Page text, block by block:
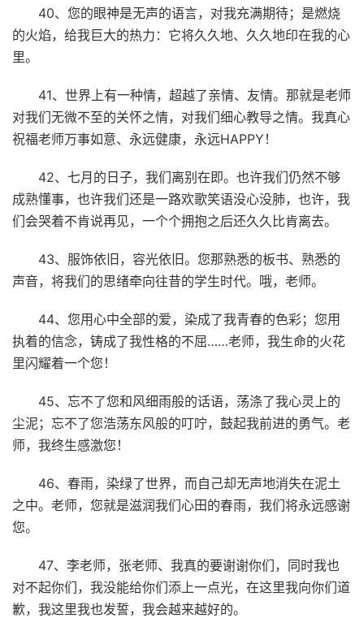
40、您的眼神是无声的语言，对我充满期待；是燃烧
的火焰，给我巨大的热力：它将久久地、久久地印在我的心
里。
41、世界上有一种情，超越了亲情、友情。那就是老师
对我们无微不至的关怀之情，对我们细心教导之情。我真心
祝福老师万事如意、永远健康，永远HAPPY！
42、七月的日子，我们离别在即。也许我们仍然不够
成熟懂事，也许我们还是一路欢歌笑语没心没肺，也许，我
们会哭着不肯说再见，一个个拥抱之后还久久比肯离去。
43、服饰依旧，容光依旧。您那熟悉的板书、熟悉的
声音，将我们的思绪牵向往昔的学生时代。哦，老师。
44、您用心中全部的爱，染成了我青春的色彩；您用
执着的信念，铸成了我性格的不屈……老师，我生命的火花
里闪耀着一个您！
45、忘不了您和风细雨般的话语，荡涤了我心灵上的
尘泥；忘不了您浩荡东风般的叮咛，鼓起我前进的勇气。老
师，我终生感激您！
46、春雨，染绿了世界，而自己却无声地消失在泥土
之中。老师，您就是滋润我们心田的春雨，我们将永远感谢
您。
47、李老师，张老师、我真的要谢谢你们，同时我也
对不起你们，我没能给你们添上一点光，在这里我向你们道
歉，我这里我也发誓，我会越来越好的。